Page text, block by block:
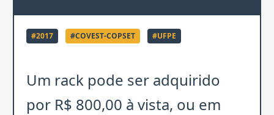
#2017 #COVEST-COPSET #UFPE
Um rack pode ser adquirido
por R$ 800,00 à vista, ou em